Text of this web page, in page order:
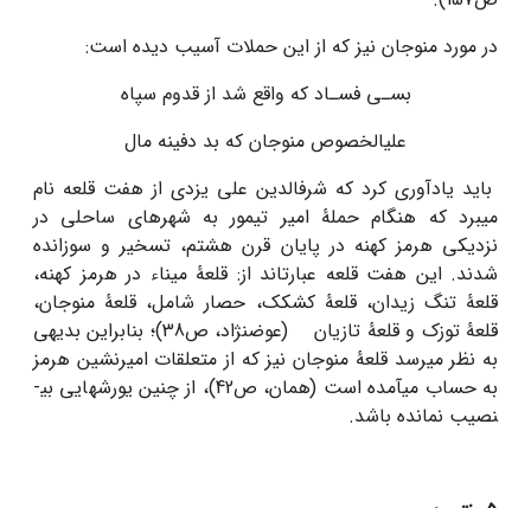
در مورد منوجان نیز که از این حملات آسیب دیده است:
بسـی فسـاد که واقع شد از قدوم سپاه
علی­الخصوص منوجان که بد دفینه مال
باید یادآوری کرد که شرف­الدین علی یزدی از هفت قلعه نام
می­برد که هنگام حملۀ امیر تیمور به شهرهای ساحلی در
نزدیکی هرمز کهنه در پایان قرن هشتم، تسخیر و سوزانده
شدند. این هفت قلعه عبارت­اند از: قلعۀ میناء در هرمز کهنه،
قلعۀ تنگ زیدان، قلعۀ کشکک، حصار شامل، قلعۀ منوجان،
قلعۀ توزک و قلعۀ تازیان (عوض­نژاد، ص38)؛ بنابراین بدیهی
به نظر می­رسد قلعۀ منوجان نیز که از متعلقات امیرنشین هرمز
به حساب می­آمده است (همان، ص­42)، از چنین یورش­هایی بی­
نصیب نمانده باشد.